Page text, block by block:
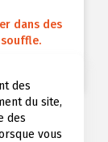
dans des
des
du site,
des
vous